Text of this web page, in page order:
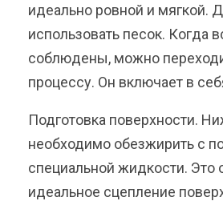
идеально ровной и мягкой.
использовать песок. Когда
соблюдены, можно
процессу. Он включает в
Подготовка поверхности.
необходимо обезжирить с
специальной жидкости. Это
идеальное сцепление